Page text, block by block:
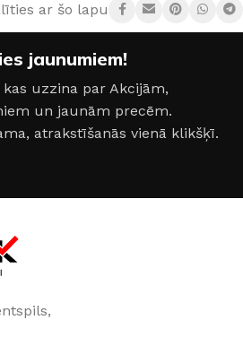
ar šo lapu:
jaunumiem!
uzzina par Akcijām,
un jaunām precēm.
atrakstīšanās vienā klikšķī.